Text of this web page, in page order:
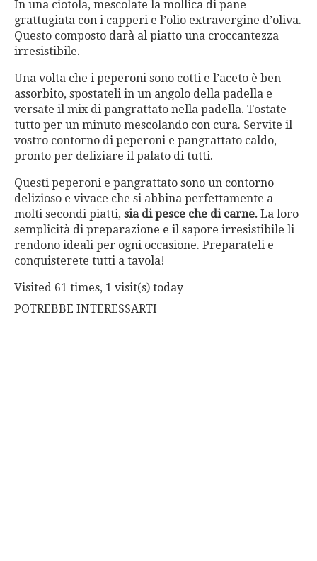
In una ciotola, mescolate la mollica di pane
grattugiata con i capperi e l’olio extravergine d’oliva.
Questo composto darà al piatto una croccantezza
irresistibile.
Una volta che i peperoni sono cotti e l’aceto è ben
assorbito, spostateli in un angolo della padella e
versate il mix di pangrattato nella padella. Tostate
tutto per un minuto mescolando con cura. Servite il
vostro contorno di peperoni e pangrattato caldo,
pronto per deliziare il palato di tutti.
Questi peperoni e pangrattato sono un contorno
delizioso e vivace che si abbina perfettamente a
molti secondi piatti, sia di pesce che di carne. La loro
semplicità di preparazione e il sapore irresistibile li
rendono ideali per ogni occasione. Preparateli e
conquisterete tutti a tavola!
Visited 61 times, 1 visit(s) today
POTREBBE INTERESSARTI